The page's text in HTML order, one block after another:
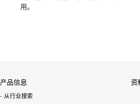
用。
产品信息
从行业搜索
资